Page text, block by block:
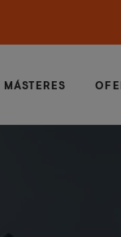
MÁSTERES